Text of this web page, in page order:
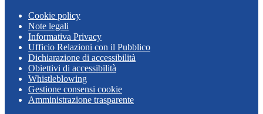
Cookie policy
Note legali
Informativa Privacy
Ufficio Relazioni con il Pubblico
Dichiarazione di accessibilità
Obiettivi di accessibilità
Whistleblowing
Gestione consensi cookie
Amministrazione trasparente